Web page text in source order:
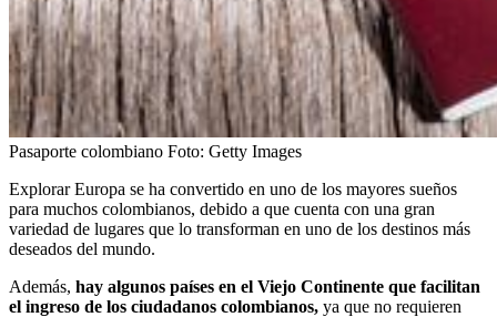
Pasaporte colombiano Foto: Getty Images
Explorar Europa se ha convertido en uno de los mayores sueños
para muchos colombianos, debido a que cuenta con una gran
variedad de lugares que lo transforman en uno de los destinos más
deseados del mundo.
Además, hay algunos países en el Viejo Continente que facilitan
el ingreso de los ciudadanos colombianos, ya que no requieren